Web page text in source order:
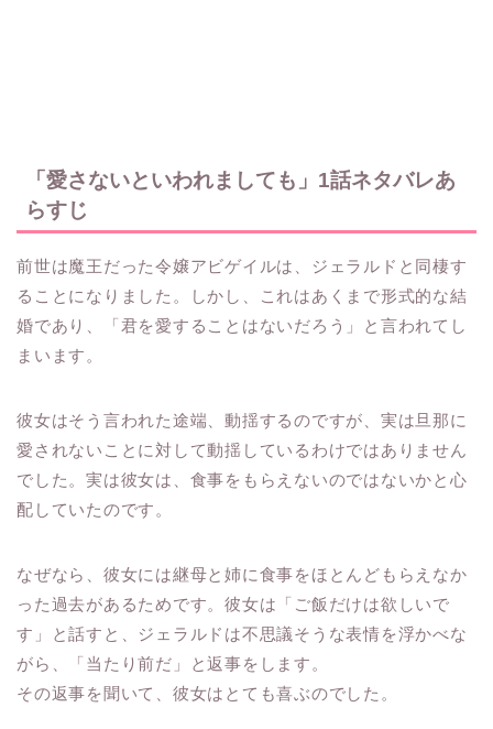
「愛さないといわれましても」1話ネタバレあ
らすじ
前世は魔王だった令嬢アビゲイルは、ジェラルドと同棲す
ることになりました。しかし、これはあくまで形式的な結
婚であり、「君を愛することはないだろう」と言われてし
まいます。
彼女はそう言われた途端、動揺するのですが、実は旦那に
愛されないことに対して動揺しているわけではありません
でした。実は彼女は、食事をもらえないのではないかと心
配していたのです。
なぜなら、彼女には継母と姉に食事をほとんどもらえなか
った過去があるためです。彼女は「ご飯だけは欲しいで
す」と話すと、ジェラルドは不思議そうな表情を浮かべな
がら、「当たり前だ」と返事をします。
その返事を聞いて、彼女はとても喜ぶのでした。